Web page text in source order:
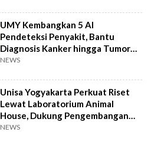
UMY Kembangkan 5 AI
Pendeteksi Penyakit, Bantu
Diagnosis Kanker hingga Tumor
Otak Lebih Cepat
NEWS
Unisa Yogyakarta Perkuat Riset
Lewat Laboratorium Animal
House, Dukung Pengembangan
Kandidat Obat
NEWS